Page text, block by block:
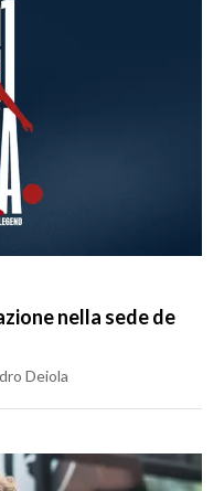
nella sede de
Deiola